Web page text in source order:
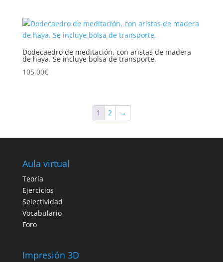
Dodecaedro de meditación, con aristas de madera
de haya. Se incluye bolsa de transporte.
105,00€
1 2 →
Aula virtual
Teoría
Ejercicios
Selectividad
Vocabulario
Foro
Impresión 3D